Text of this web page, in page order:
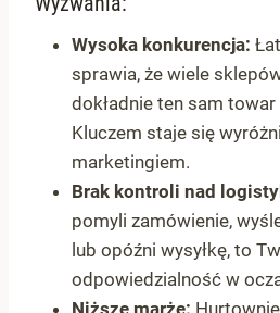
Wysoka konkurencja:
sprawia, że wiele
dokładnie ten sam
Kluczem staje się
marketingiem.
Brak kontroli nad
pomyli zamówienie,
lub opóźni wysyłkę, to
odpowiedzialność w